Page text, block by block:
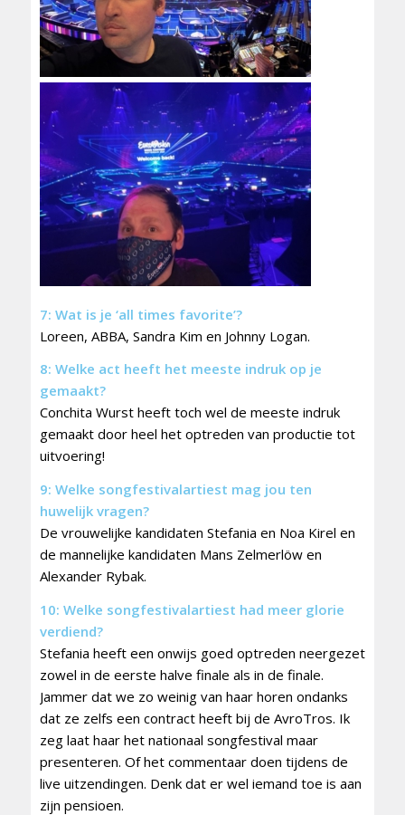
7: Wat is je ‘all times favorite’?
Loreen, ABBA, Sandra Kim en Johnny Logan.
8: Welke act heeft het meeste indruk op je
gemaakt?
Conchita Wurst heeft toch wel de meeste indruk
gemaakt door heel het optreden van productie tot
uitvoering!
9: Welke songfestivalartiest mag jou ten
huwelijk vragen?
De vrouwelijke kandidaten Stefania en Noa Kirel en
de mannelijke kandidaten Mans Zelmerlöw en
Alexander Rybak.
10: Welke songfestivalartiest had meer glorie
verdiend?
Stefania heeft een onwijs goed optreden neergezet
zowel in de eerste halve finale als in de finale.
Jammer dat we zo weinig van haar horen ondanks
dat ze zelfs een contract heeft bij de AvroTros. Ik
zeg laat haar het nationaal songfestival maar
presenteren. Of het commentaar doen tijdens de
live uitzendingen. Denk dat er wel iemand toe is aan
zijn pensioen.